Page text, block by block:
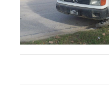
Int.
General
Entrevistas